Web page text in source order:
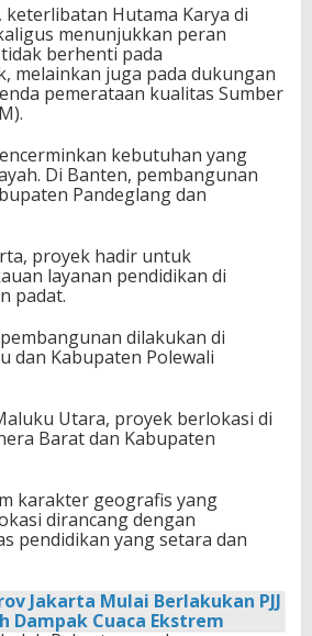
Hutama Karya di
menunjukkan peran
berhenti pada
melainkan juga pada dukungan
pemerataan kualitas Sumber
kebutuhan yang
Di Banten, pembangunan
Pandeglang dan
proyek hadir untuk
layanan pendidikan di
padat.
dilakukan di
dan Kabupaten Polewali
Utara, proyek berlokasi di
Barat dan Kabupaten
karakter geografis yang
dirancang dengan
pendidikan yang setara dan
Jakarta Mulai Berlakukan PJJ
Dampak Cuaca Ekstrem